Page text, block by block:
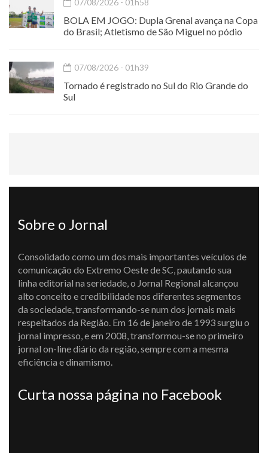
07/08/2026 - 01h58
BOLA EM JOGO: Dupla Grenal avança na Copa
do Brasil; Atletismo de São Miguel no pódio
07/08/2026 - 01h39
Tornado é registrado no Sul do Rio Grande do
Sul
Sobre o Jornal
Consolidado como um dos mais importantes veículos de
comunicação do Extremo Oeste de SC, pautando sua
linha editorial na seriedade, o Jornal Regional alcançou
alto conceito e credibilidade nos diferentes segmentos
da sociedade, transformando-se num dos jornais mais
respeitados da Região. Em 16 de janeiro de 1993 surgiu o
jornal impresso, e em 2008, transformou-se no primeiro
jornal on-line diário da região, sempre com a mesma
eficiência e dinamismo.
Curta nossa página no Facebook